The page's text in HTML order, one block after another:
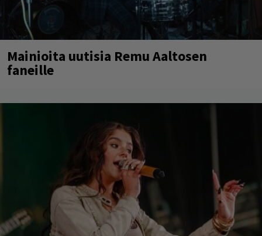
Mainioita uutisia Remu Aaltosen
faneille